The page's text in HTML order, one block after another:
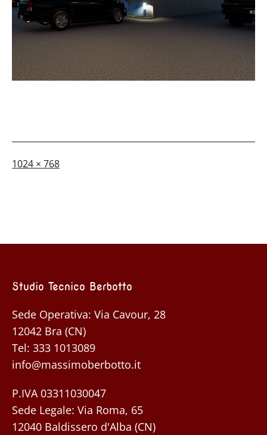
A
1024 × 768
Studio Tecnico Berbotto
Sede Operativa: Via Cavour, 28
12042 Bra (CN)
Tel: 333 1013089
info@massimoberbotto.it
P.IVA 03311030047
Sede Legale: Via Roma, 65
12040 Baldissero d'Alba (CN)